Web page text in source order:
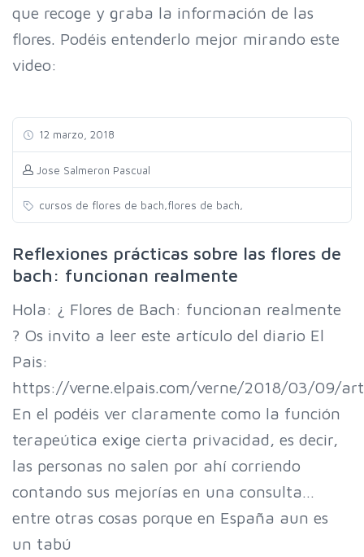
que recoge y graba la información de las
flores. Podéis entenderlo mejor mirando este
video:
12 marzo, 2018
Jose Salmeron Pascual
cursos de flores de bach flores de bach
Reflexiones prácticas sobre las flores de
bach: funcionan realmente
Hola: ¿ Flores de Bach: funcionan realmente
? Os invito a leer este artículo del diario El
Pais:
https://verne.elpais.com/verne/2018/03/09/
En el podéis ver claramente como la función
terapeútica exige cierta privacidad, es decir,
las personas no salen por ahí corriendo
contando sus mejorías en una consulta…
entre otras cosas porque en España aun es
un tabú